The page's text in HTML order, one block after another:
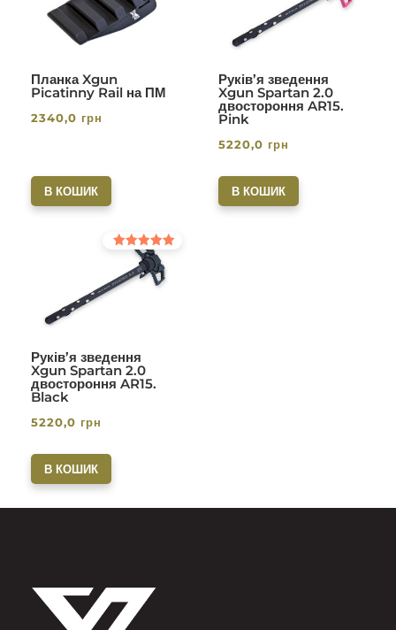
Планка Xgun
Picatinny Rail на ПМ
2340,0 грн
В КОШИК
Руків’я зведення
Xgun Spartan 2.0
двостороння AR15.
Pink
5220,0 грн
В КОШИК
Руків’я зведення
Xgun Spartan 2.0
двостороння AR15.
Black
Оцінено в
з 5
5220,0 грн
В КОШИК